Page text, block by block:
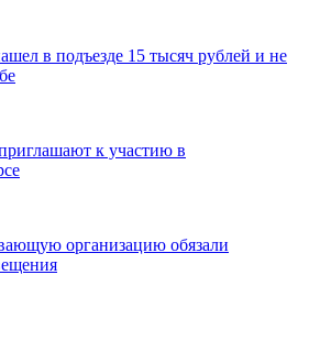
в подъезде 15 тысяч рублей и не
к участию в
организацию обязали